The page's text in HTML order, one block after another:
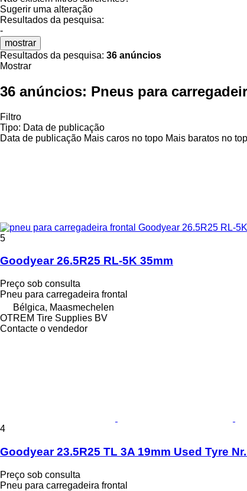
Sugerir uma alteração
Resultados da pesquisa:
-
mostrar
Resultados da pesquisa: 36 anúncios
Mostrar
36 anúncios: Pneus para
Filtro
Tipo: Data de publicação
Data de publicação Mais caros no topo Mais baratos no
5
Goodyear 26.5R25 RL-5K 35mm
Preço sob consulta
Pneu para carregadeira frontal
Bélgica, Maasmechelen
OTREM Tire Supplies BV
Contacte o vendedor
4
Goodyear 23.5R25 TL 3A 19mm Used Tyre
Preço sob consulta
Pneu para carregadeira frontal